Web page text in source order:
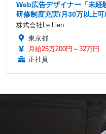
Web広告デザイナー「未経
研修制度充実/月30万以上
株式会社Le Lien
東京都
月給25万200円～32万円
正社員